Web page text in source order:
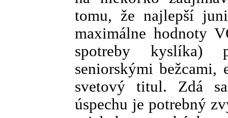
tomu, že najlepší
maximálne hodnoty
spotreby kyslíka)
seniorskými bežcami,
svetový titul. Zdá
úspechu je potrebný